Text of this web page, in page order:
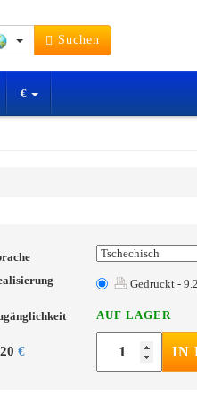
Suchen
€
Gedruckt -
AUF LAGER
€ IN